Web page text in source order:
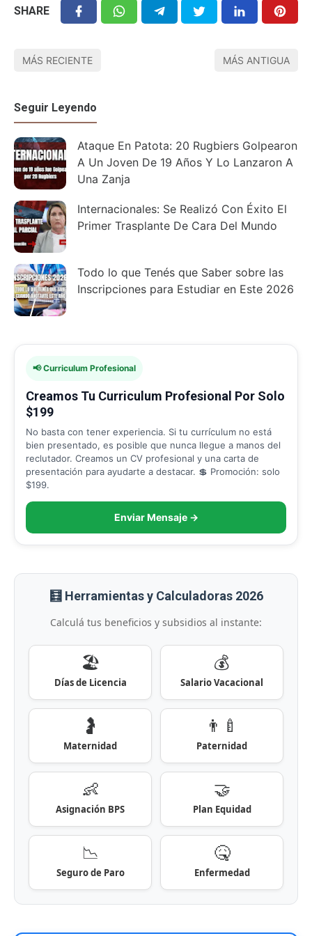
SHARE
MÁS RECIENTE MÁS ANTIGUA
Seguir Leyendo
Ataque En Patota: 20 Rugbiers Golpearon
A Un Joven De 19 Años Y Lo Lanzaron A
Una Zanja
Internacionales: Se Realizó Con Éxito El
Primer Trasplante De Cara Del Mundo
Todo lo que Tenés que Saber sobre las
Inscripciones para Estudiar en Este 2026
📢 Curriculum Profesional
Creamos Tu Curriculum Profesional Por Solo
$199
No basta con tener experiencia. Si tu currículum no está
bien presentado, es posible que nunca llegue a manos del
reclutador. Creamos un CV profesional y una carta de
presentación para ayudarte a destacar. 💲 Promoción: solo
$199.
Enviar Mensaje →
🧮 Herramientas y Calculadoras 2026
Calculá tus beneficios y subsidios al instante:
🏖️
Días de Licencia
💰
Salario Vacacional
🤰
Maternidad
👨‍🍼
Paternidad
👶
Asignación BPS
🤝
Plan Equidad
📉
Seguro de Paro
🤒
Enfermedad